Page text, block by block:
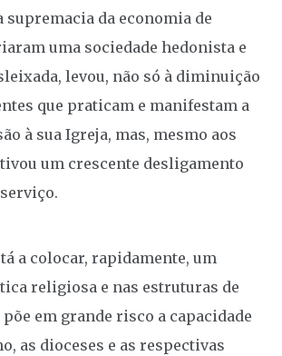
supremacia da economia de
uma sociedade hedonista e
levou, não só à diminuição
que praticam e manifestam a
à sua Igreja, mas, mesmo aos
um crescente desligamento
a colocar, rapidamente, um
religiosa e nas estruturas de
põe em grande risco a capacidade
as dioceses e as respectivas